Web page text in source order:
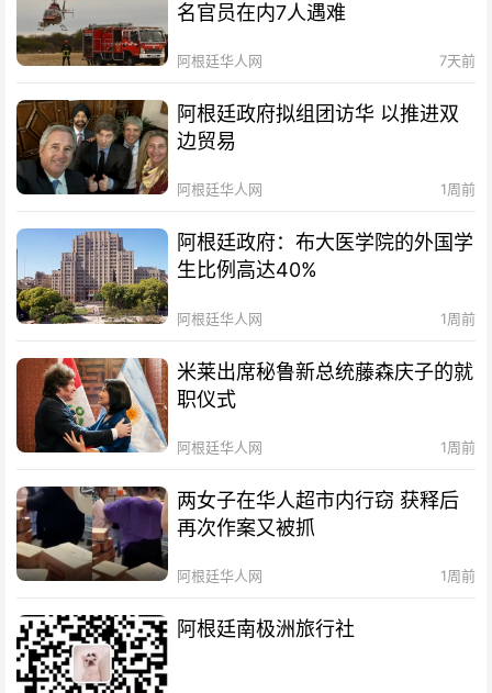
名官员在内7人遇难
阿根廷华人网 7天前
阿根廷政府拟组团访华 以推进双
边贸易
阿根廷华人网 1周前
阿根廷政府：布大医学院的外国学
生比例高达40%
阿根廷华人网 1周前
米莱出席秘鲁新总统藤森庆子的就
职仪式
阿根廷华人网 1周前
两女子在华人超市内行窃 获释后
再次作案又被抓
阿根廷华人网 1周前
阿根廷南极洲旅行社